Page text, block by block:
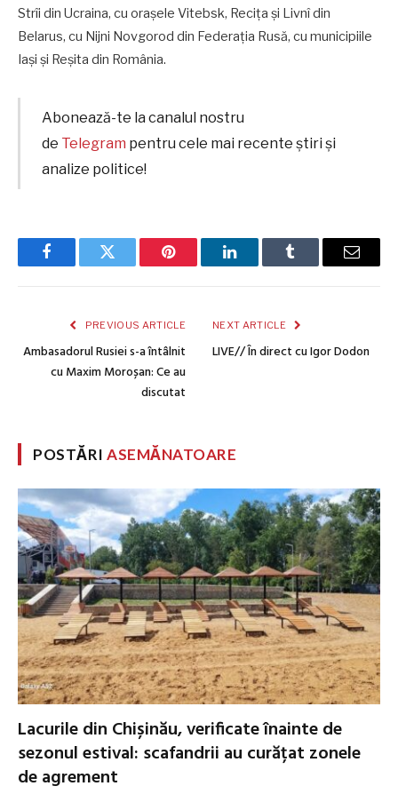
Strîi din Ucraina, cu orașele Vitebsk, Recița și Livnî din
Belarus, cu Nijni Novgorod din Federația Rusă, cu municipiile
Iași și Reșita din România.
Abonează-te la canalul nostru
de Telegram pentru cele mai recente știri și
analize politice!
FacebookTwitter Pinterest LinkedInTumblr Email
PREVIOUS ARTICLE
Ambasadorul Rusiei s-a întâlnit
cu Maxim Moroșan: Ce au
discutat
NEXT ARTICLE
LIVE// În direct cu Igor Dodon
POSTĂRIASEMĂNATOARE
Lacurile din Chișinău, verificate înainte de
sezonul estival: scafandrii au curățat zonele
de agrement